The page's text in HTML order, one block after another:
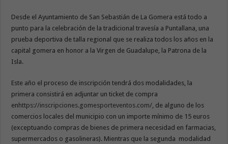
Desde el Ayuntamiento de San Sebastián de La Gomera está todo a
punto para la celebración de la tradicional travesía a Puntallana, una
prueba deportiva de talla regional que se realiza todos los años en la
capital gomera en honor a la Virgen de Guadalupe, la Patrona de la
Isla.
Este año el proceso de inscripción tendrá dos modalidades, la
primera consistirá en adjuntar un ticket de compra
en https://inscripciones.gomesporteventos.com/ , de alguno de los
comercios locales del municipio con un importe mínimo de 15 euros
(exceptuando compras de bienes de primera necesidad en farmacias,
supermercados o gasolineras). Mientras que la segunda modalidad